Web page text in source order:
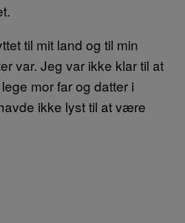
til mit land og til min
var. Jeg var ikke klar til at
mor far og datter i
ikke lyst til at være